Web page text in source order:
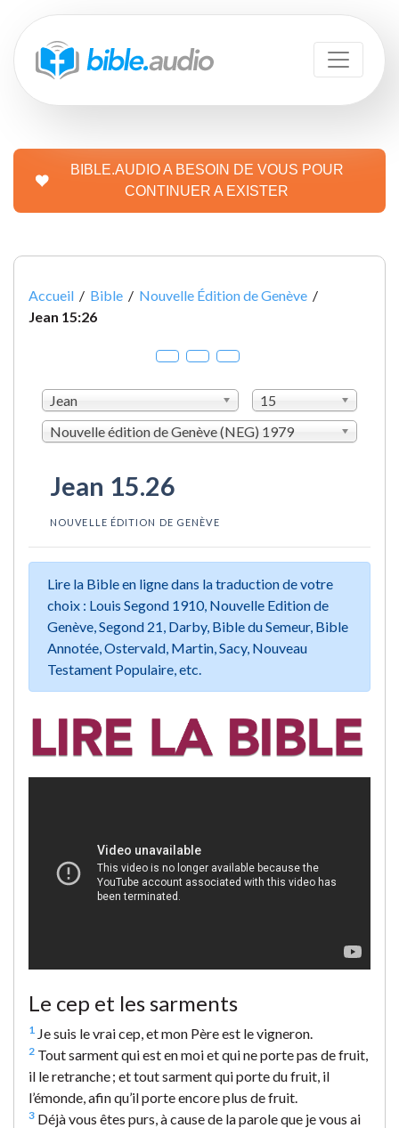
BIBLE.AUDIO A BESOIN DE VOUS POUR
CONTINUER A EXISTER
Accueil / Bible / Nouvelle Édition de Genève /
Jean 15:26
Jean
15
Nouvelle édition de Genève (NEG) 1979
Jean 15.26
NOUVELLE ÉDITION DE GENÈVE
Lire la Bible en ligne dans la traduction de votre
choix : Louis Segond 1910, Nouvelle Edition de
Genève, Segond 21, Darby, Bible du Semeur, Bible
Annotée, Ostervald, Martin, Sacy, Nouveau
Testament Populaire, etc.
Le cep et les sarments
1 Je suis le vrai cep, et mon Père est le vigneron.
2 Tout sarment qui est en moi et qui ne porte pas de fruit,
il le retranche ; et tout sarment qui porte du fruit, il
l’émonde, afin qu’il porte encore plus de fruit.
3 Déjà vous êtes purs, à cause de la parole que je vous ai